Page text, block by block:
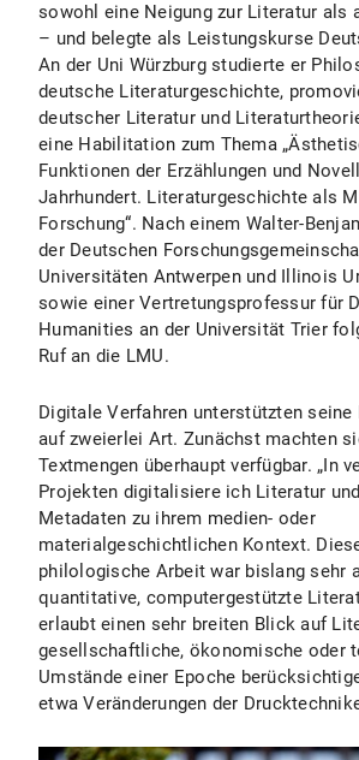
sowohl eine Neigung zur Literatur als
– und belegte als Leistungskurse
An der Uni Würzburg studierte er
deutsche Literaturgeschichte,
deutscher Literatur und
eine Habilitation zum Thema
Funktionen der Erzählungen und
Jahrhundert. Literaturgeschichte als
Forschung“. Nach einem Walter-
der Deutschen
Universitäten Antwerpen und Illinois
sowie einer Vertretungsprofessur für
Humanities an der Universität Trier
Ruf an die LMU.
Digitale Verfahren unterstützten seine
auf zweierlei Art. Zunächst machten
Textmengen überhaupt verfügbar. „In
Projekten digitalisiere ich Literatur
Metadaten zu ihrem medien- oder
materialgeschichtlichen Kontext.
philologische Arbeit war bislang sehr
quantitative, computergestützte
erlaubt einen sehr breiten Blick auf
gesellschaftliche, ökonomische oder
Umstände einer Epoche
etwa Veränderungen der